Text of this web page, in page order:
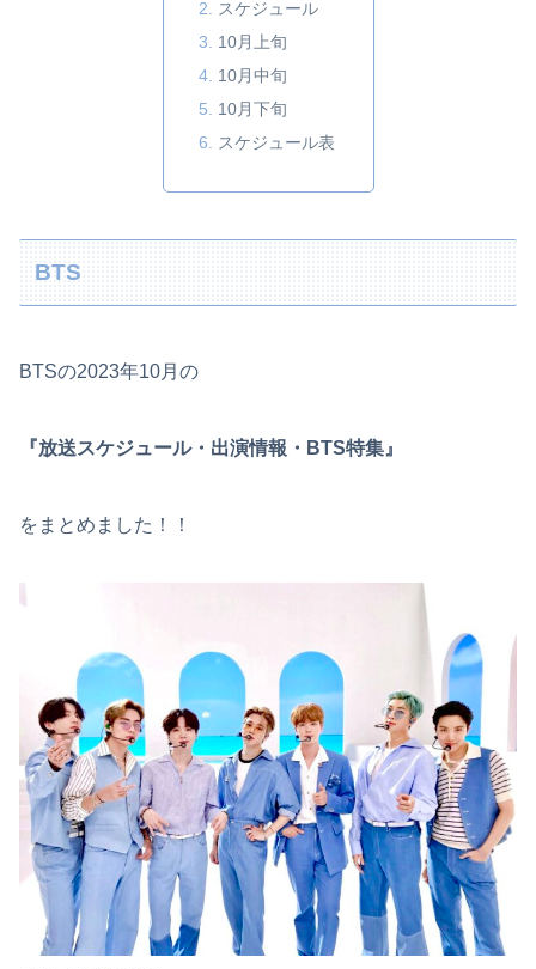
スケジュール
10月上旬
10月中旬
10月下旬
スケジュール表
BTS
BTSの2023年10月の
『放送スケジュール・出演情報・BTS特集』
をまとめました！！